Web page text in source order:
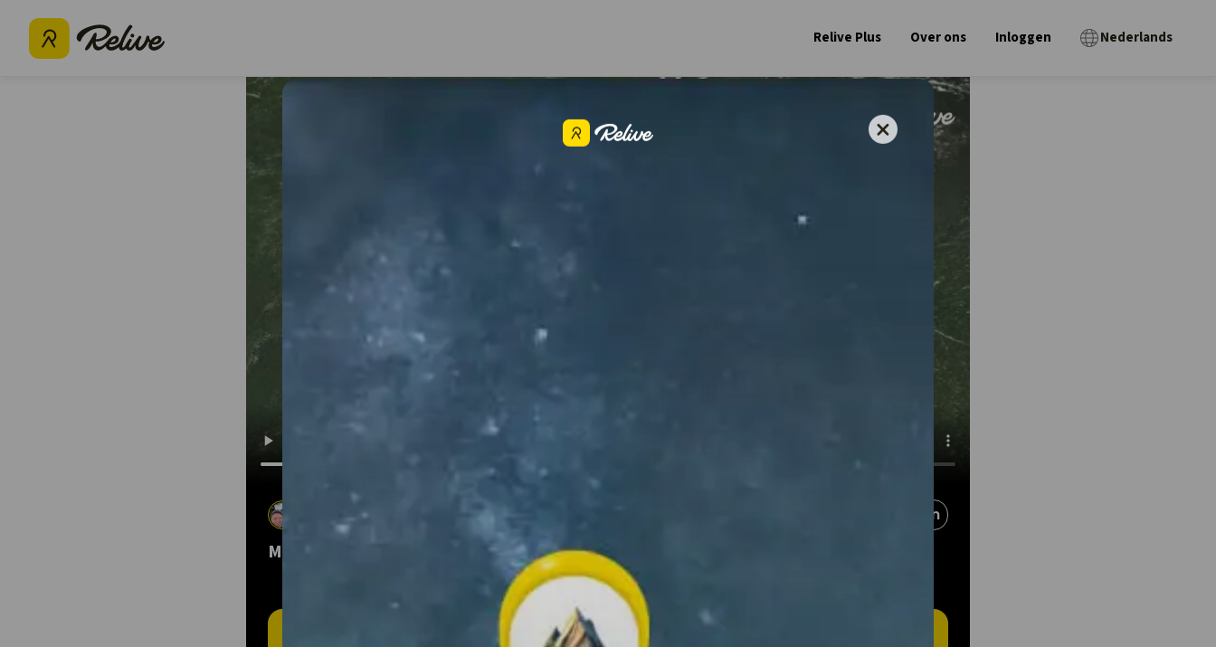
Relive Plus Over ons Inloggen Nederlands
Dana Giggey
13 sep 2024
Delen
MONT XALIBU
DOWNLOAD DE RELIVE-APP